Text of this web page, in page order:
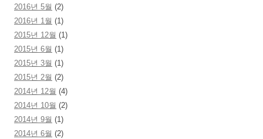
2016년 5월 (2)
2016년 1월 (1)
2015년 12월 (1)
2015년 6월 (1)
2015년 3월 (1)
2015년 2월 (2)
2014년 12월 (4)
2014년 10월 (2)
2014년 9월 (1)
2014년 6월 (2)